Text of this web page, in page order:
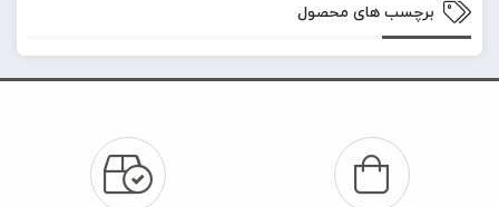
برچسب های محصول